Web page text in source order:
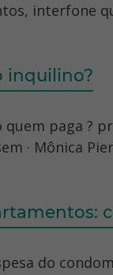
interfone
inquilino?
paga ?
· Mônica
do